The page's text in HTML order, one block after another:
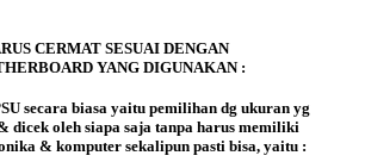
CERMAT SESUAI DENGAN
YANG DIGUNAKAN :
secara biasa yaitu pemilihan dg ukuran yg
dicek oleh siapa saja tanpa harus memiliki
& komputer sekalipun pasti bisa, yaitu :